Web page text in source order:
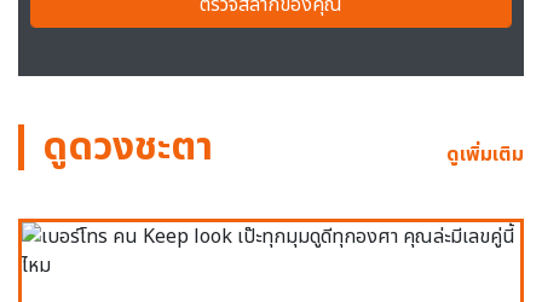
ดูดวงชะตา ดูเพิ่มเติม